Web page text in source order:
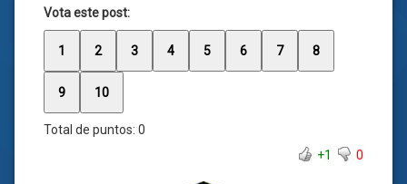
Vota este post:
1 2 3 4 5 6 7 8
9 10
Total de puntos: 0
+1
0